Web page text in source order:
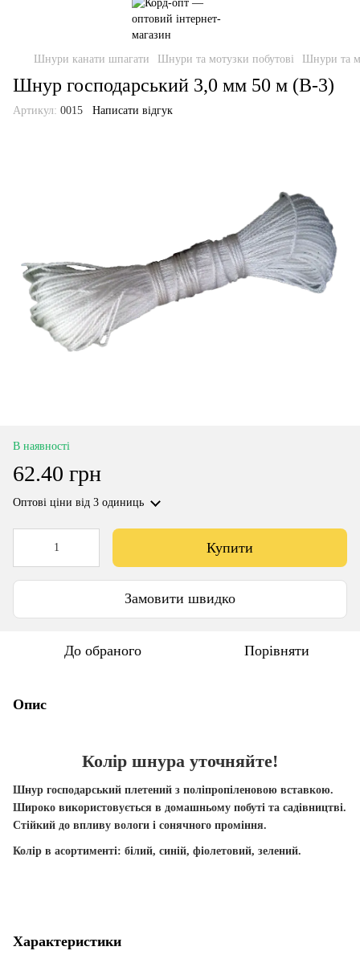
Шнури канати шпагати Шнури та мотузки побутові Шнури та
Шнур господарський 3,0 мм 50 м (В-3)
Артикул: 0015 Написати відгук
В наявності
62.40 грн
Оптові ціни від 3 одиниць
Купити
Замовити швидко
До обраного Порівняти
Опис
Колір шнура уточняйте!
Шнур господарський плетений з поліпропіленовою вставкою.
Широко використовується в домашньому побуті та садівництві.
Стійкий до впливу вологи і сонячного проміння.
Колір в асортименті: білий, синій, фіолетовий, зелений.
Характеристики